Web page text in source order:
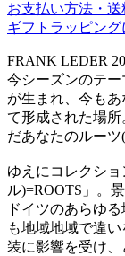
お支払い方法・
ギフトラッピング
FRANK LEDER
今シーズンのテ
が生まれ、今も
て形成された場
だあなたのルーツ
ゆえにコレクシ
ル)=ROOTS」。
ドイツのあらゆ
も地域地域で違
装に影響を受け